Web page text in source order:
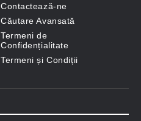
Contactează-ne
Căutare Avansată
Termeni de
Confidențialitate
Termeni și Condiții